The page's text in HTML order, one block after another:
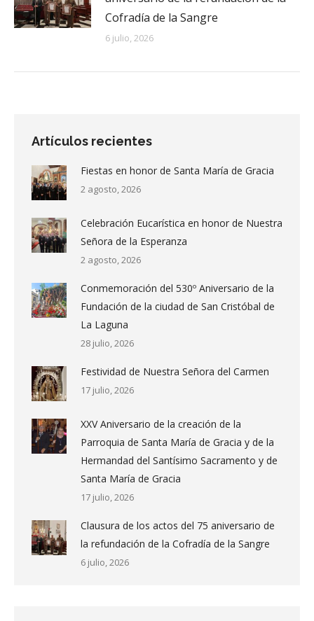
Cofradía de la Sangre
6 julio, 2026
Artículos recientes
Fiestas en honor de Santa María de Gracia
2 agosto, 2026
Celebración Eucarística en honor de Nuestra
Señora de la Esperanza
2 agosto, 2026
Conmemoración del 530º Aniversario de la
Fundación de la ciudad de San Cristóbal de
La Laguna
28 julio, 2026
Festividad de Nuestra Señora del Carmen
17 julio, 2026
XXV Aniversario de la creación de la
Parroquia de Santa María de Gracia y de la
Hermandad del Santísimo Sacramento y de
Santa María de Gracia
17 julio, 2026
Clausura de los actos del 75 aniversario de
la refundación de la Cofradía de la Sangre
6 julio, 2026